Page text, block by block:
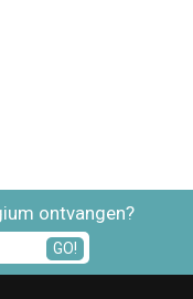
ontvangen?
GO!